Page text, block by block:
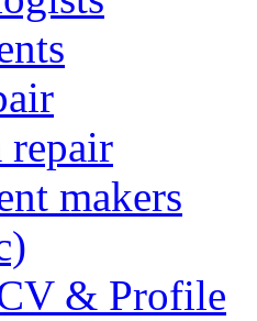
repair
makers
& Profile